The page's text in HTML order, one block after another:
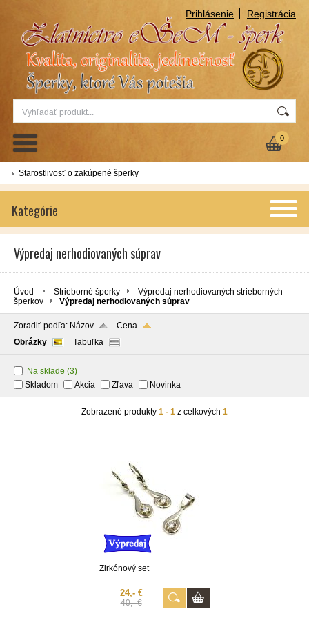
Prihlásenie Registrácia
0
Starostlivosť o zakúpené šperky
Kategórie
Výpredaj nerhodiovaných súprav
Úvod Strieborné šperky
Výpredaj nerhodiovaných strieborných
šperkov
Výpredaj nerhodiovaných súprav
Zoradiť podľa: Názov
Cena
Obrázky
Tabuľka
Na sklade (3)
Skladom
Akcia Zľava Novinka
Zobrazené produkty 1 - 1 z celkových 1
Zirkónový set
24,- €
40,- €